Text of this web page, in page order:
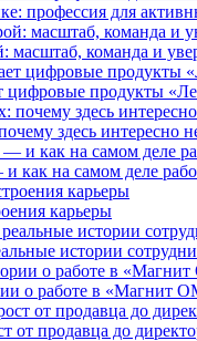
профессия для
масштаб, команда и
продукты
здесь интересно
как на самом деле
карьеры
истории
о работе в «Магнит
от продавца до